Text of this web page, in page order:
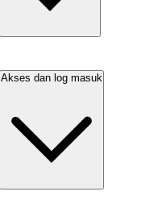
Akses dan log masuk